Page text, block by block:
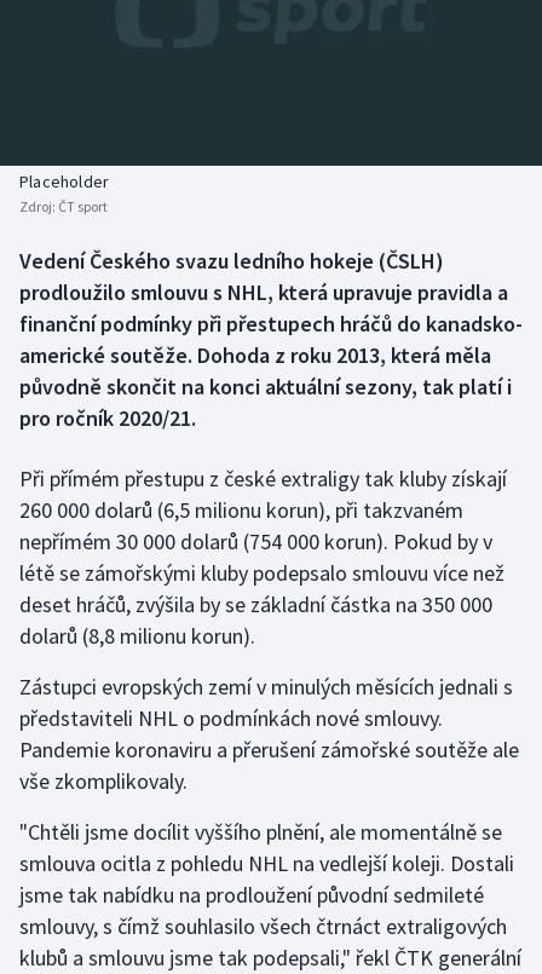
Boby a skeleton
Box
Curling
Dostihy
Florbal
Futsal
Golf
Gymnastika
Jezdectví
Judo
Krasobruslení
Lezení
Lyže a snowboard
AZ kvíz
Placeholder
Zdroj: ČT sport
Vedení Českého svazu ledního hokeje (ČSLH)
prodloužilo smlouvu s NHL, která upravuje pravidla a
finanční podmínky při přestupech hráčů do kanadsko-
americké soutěže. Dohoda z roku 2013, která měla
původně skončit na konci aktuální sezony, tak platí i
pro ročník 2020/21.
Při přímém přestupu z české extraligy tak kluby získají
260 000 dolarů (6,5 milionu korun), při takzvaném
nepřímém 30 000 dolarů (754 000 korun). Pokud by v
létě se zámořskými kluby podepsalo smlouvu více než
deset hráčů, zvýšila by se základní částka na 350 000
dolarů (8,8 milionu korun).
Zástupci evropských zemí v minulých měsících jednali s
představiteli NHL o podmínkách nové smlouvy.
Pandemie koronaviru a přerušení zámořské soutěže ale
vše zkomplikovaly.
"Chtěli jsme docílit vyššího plnění, ale momentálně se
smlouva ocitla z pohledu NHL na vedlejší koleji. Dostali
jsme tak nabídku na prodloužení původní sedmileté
smlouvy, s čímž souhlasilo všech čtrnáct extraligových
klubů a smlouvu jsme tak podepsali," řekl ČTK generální